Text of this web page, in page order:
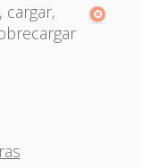
cargar,